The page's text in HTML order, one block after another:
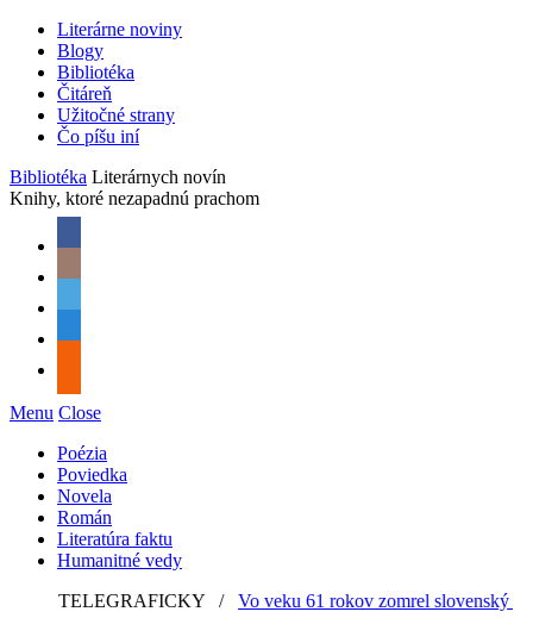
Literárne noviny
Blogy
Bibliotéka
Čitáreň
Užitočné strany
Čo píšu iní
Bibliotéka Literárnych novín
Knihy, ktoré nezapadnú prachom
Menu Close
Poézia
Poviedka
Novela
Román
Literatúra faktu
Humanitné vedy
TELEGRAFICKY/Vo veku 61 rokov zomrel slovenský